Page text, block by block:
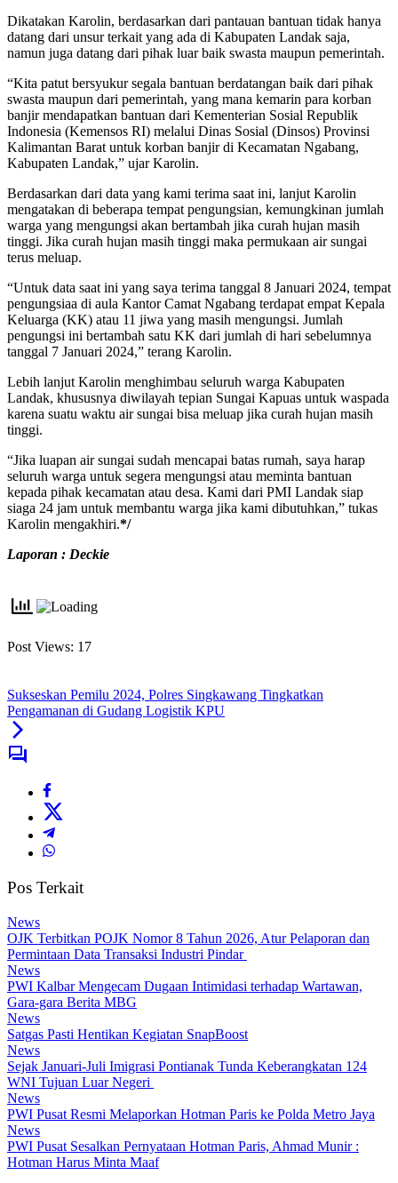
Dikatakan Karolin, berdasarkan dari pantauan bantuan tidak hanya
datang dari unsur terkait yang ada di Kabupaten Landak saja,
namun juga datang dari pihak luar baik swasta maupun pemerintah.
“Kita patut bersyukur segala bantuan berdatangan baik dari pihak
swasta maupun dari pemerintah, yang mana kemarin para korban
banjir mendapatkan bantuan dari Kementerian Sosial Republik
Indonesia (Kemensos RI) melalui Dinas Sosial (Dinsos) Provinsi
Kalimantan Barat untuk korban banjir di Kecamatan Ngabang,
Kabupaten Landak,” ujar Karolin.
Berdasarkan dari data yang kami terima saat ini, lanjut Karolin
mengatakan di beberapa tempat pengungsian, kemungkinan jumlah
warga yang mengungsi akan bertambah jika curah hujan masih
tinggi. Jika curah hujan masih tinggi maka permukaan air sungai
terus meluap.
“Untuk data saat ini yang saya terima tanggal 8 Januari 2024, tempat
pengungsiaa di aula Kantor Camat Ngabang terdapat empat Kepala
Keluarga (KK) atau 11 jiwa yang masih mengungsi. Jumlah
pengungsi ini bertambah satu KK dari jumlah di hari sebelumnya
tanggal 7 Januari 2024,” terang Karolin.
Lebih lanjut Karolin menghimbau seluruh warga Kabupaten
Landak, khususnya diwilayah tepian Sungai Kapuas untuk waspada
karena suatu waktu air sungai bisa meluap jika curah hujan masih
tinggi.
“Jika luapan air sungai sudah mencapai batas rumah, saya harap
seluruh warga untuk segera mengungsi atau meminta bantuan
kepada pihak kecamatan atau desa. Kami dari PMI Landak siap
siaga 24 jam untuk membantu warga jika kami dibutuhkan,” tukas
Karolin mengakhiri.*/
Laporan : Deckie
Post Views: 17
Sukseskan Pemilu 2024, Polres Singkawang Tingkatkan
Pengamanan di Gudang Logistik KPU
Pos Terkait
News
OJK Terbitkan POJK Nomor 8 Tahun 2026, Atur Pelaporan dan
Permintaan Data Transaksi Industri Pindar
News
PWI Kalbar Mengecam Dugaan Intimidasi terhadap Wartawan,
Gara-gara Berita MBG
News
Satgas Pasti Hentikan Kegiatan SnapBoost
News
Sejak Januari-Juli Imigrasi Pontianak Tunda Keberangkatan 124
WNI Tujuan Luar Negeri
News
PWI Pusat Resmi Melaporkan Hotman Paris ke Polda Metro Jaya
News
PWI Pusat Sesalkan Pernyataan Hotman Paris, Ahmad Munir :
Hotman Harus Minta Maaf